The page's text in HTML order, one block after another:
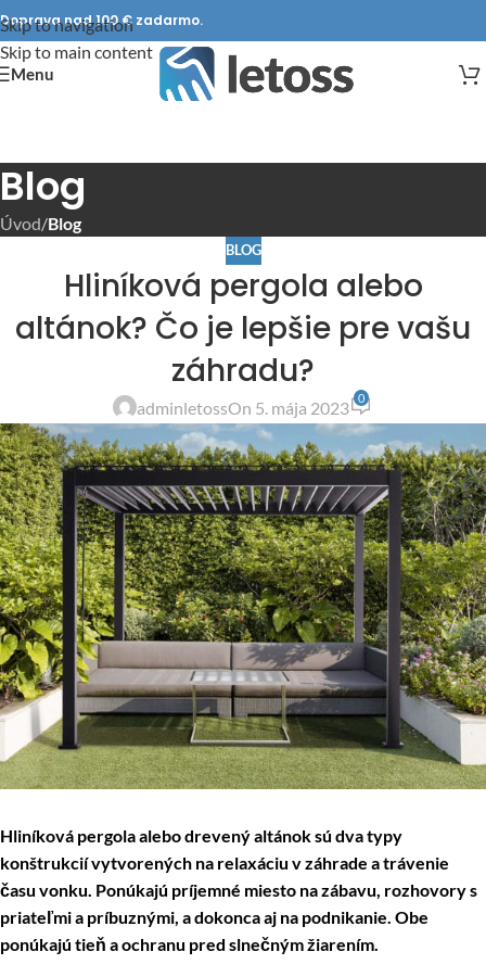
Skip to navigation
Skip to main content
Doprava nad 100 € zadarmo.
Menu
Blog
Úvod/Blog
BLOG
Hliníková pergola alebo
altánok? Čo je lepšie pre vašu
záhradu?
adminletossOn 5. mája 2023 0
Hliníková pergola alebo drevený altánok sú dva typy
konštrukcií vytvorených na relaxáciu v záhrade a trávenie
času vonku. Ponúkajú príjemné miesto na zábavu, rozhovory s
priateľmi a príbuznými, a dokonca aj na podnikanie. Obe
ponúkajú tieň a ochranu pred slnečným žiarením.